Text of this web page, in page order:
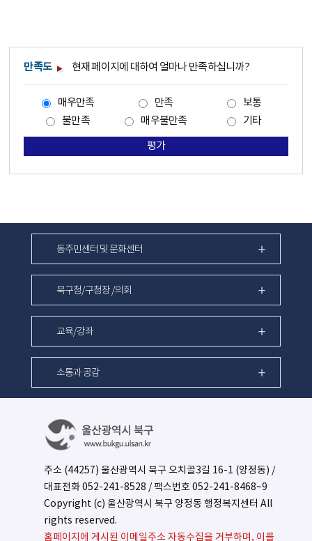
만족도 현재 페이지에 대하여 얼마나 만족하십니까?
매우만족 만족
보통
불만족
매우불만족 기타
평가
동주민센터 및 문화센터
북구청/구청장 /의회
교육/강좌
소통과 공감
주소 (44257) 울산광역시 북구 오치골3길 16-1 (양정동) /
대표전화052-241-8528 / 팩스번호 052-241-8468~9
Copyright (c) 울산광역시 북구 양정동 행정복지센터 All
rights reserved.
홈페이지에 게시된 이메일주소 자동수집을 거부하며, 이를